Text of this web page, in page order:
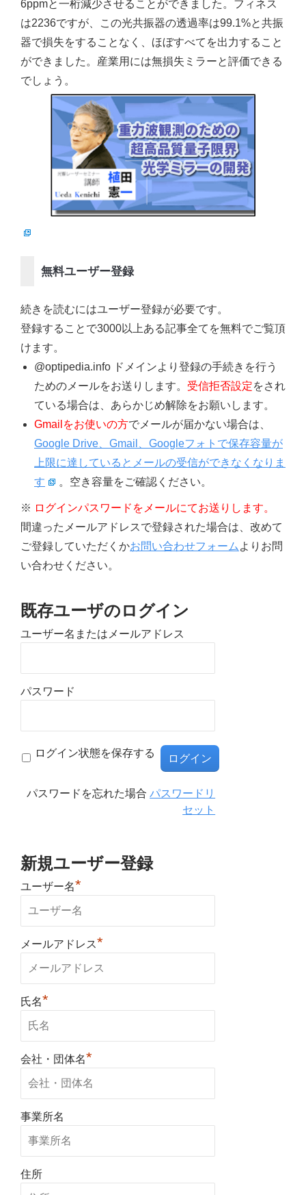
6ppmと一桁減少させることができました。フィネス
は2236ですが、この光共振器の透過率は99.1%と共振
器で損失をすることなく、ほぼすべてを出力すること
ができました。産業用には無損失ミラーと評価できる
でしょう。
無料ユーザー登録
続きを読むにはユーザー登録が必要です。
登録することで3000以上ある記事全てを無料でご覧頂
けます。
@optipedia.info ドメインより登録の手続きを行う
ためのメールをお送りします。 受信拒否設定をされ
ている場合は、あらかじめ解除をお願いします。
Gmailをお使いの方でメールが届かない場合は、
Google Drive、Gmail、Googleフォトで保存容量が
上限に達しているとメールの受信ができなくなりま
す
。空き容量をご確認ください。
※ ログインパスワードをメールにてお送りします。
間違ったメールアドレスで登録された場合は、改めて
ご登録していただくかお問い合わせフォーム よりお問
い合わせください。
既存ユーザのログイン
ユーザー名またはメールアドレス
パスワード
ログイン状態を保存する
パスワードを忘れた場合パスワードリ
セット
新規ユーザー登録
ユーザー名*
メールアドレス*
氏名*
会社・団体名*
事業所名
住所